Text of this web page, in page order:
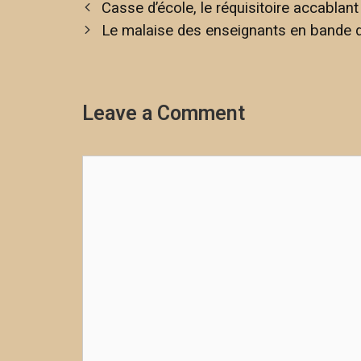
Casse d’école, le réquisitoire
Le malaise des enseignants en bande
Leave a Comment